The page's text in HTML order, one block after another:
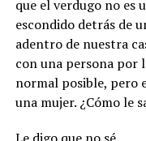
que el verdugo no es
escondido detrás de
adentro de nuestra
con una persona por
normal posible, pero
una mujer. ¿Cómo le